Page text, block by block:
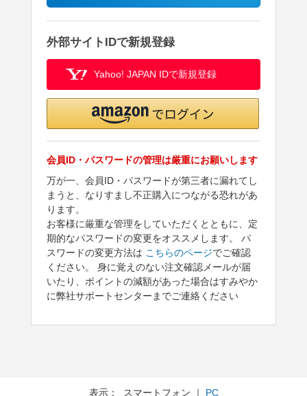
外部サイトIDで新規登録
Yahoo! JAPAN IDで新規登録
会員ID・パスワードの管理は厳重にお願いします
万が一、会員ID・パスワードが第三者に漏れてし
まうと、なりすまし不正購入につながる恐れがあ
ります。
お客様に厳重な管理をしていただくとともに、定
期的なパスワードの変更をオススメします。 パ
スワードの変更方法は こちらのページでご確認
ください。 身に覚えのない注文確認メールが届
いたり、ポイントの減額があった場合はすみやか
に弊社サポートセンターまでご連絡ください
表示： スマートフォン ｜ PC